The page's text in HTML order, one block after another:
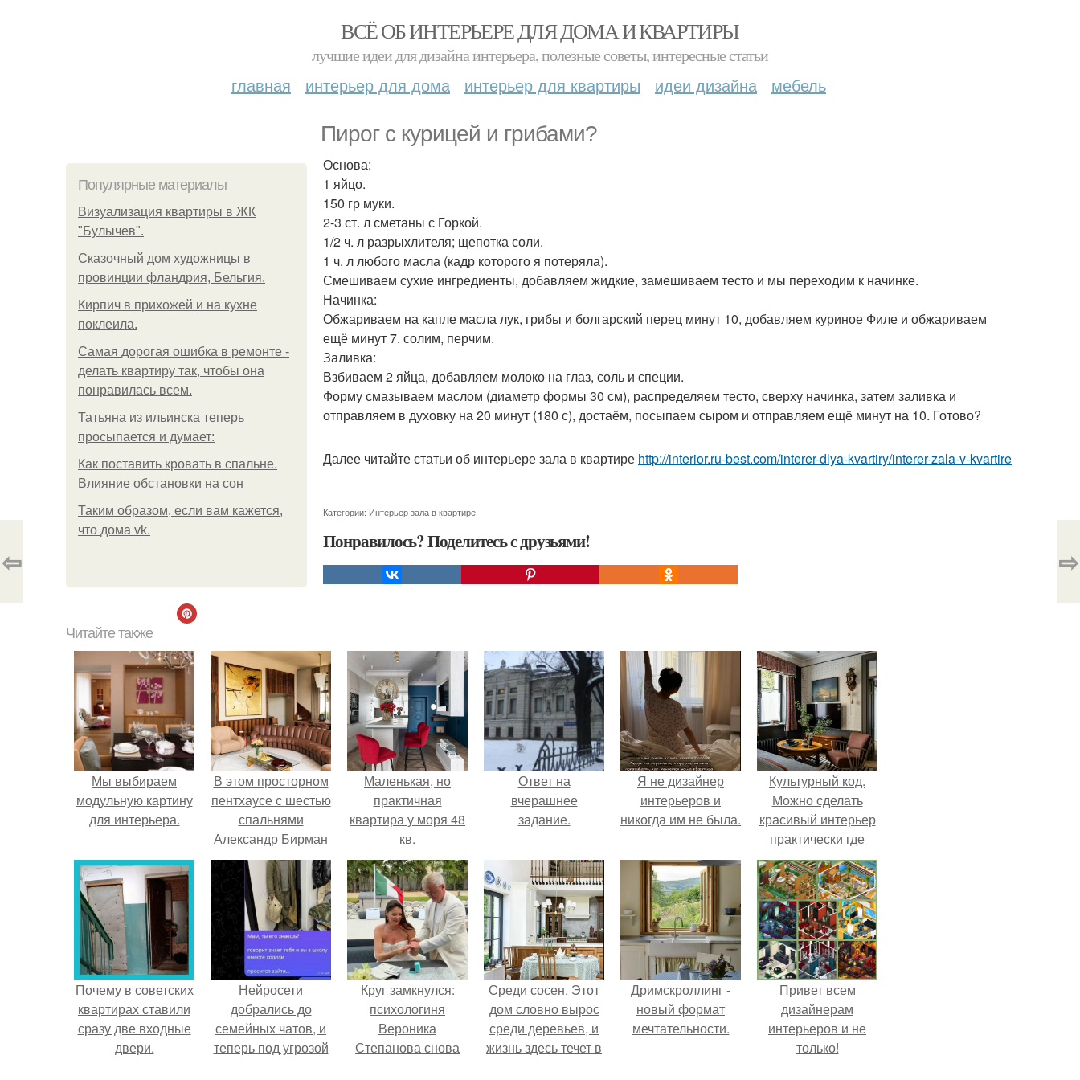
ВСЁ ОБ ИНТЕРЬЕРЕ ДЛЯ ДОМА И КВАРТИРЫ
лучшие идеи для дизайна интерьера, полезные советы, интересные статьи
главная интерьер для дома интерьер для квартиры идеи дизайна мебель
Пирог с курицей и грибами?
Популярные материалы
Визуализация квартиры в ЖК
"Булычев".
Сказочный дом художницы в
провинции фландрия, Бельгия.
Кирпич в прихожей и на кухне
поклеила.
Самая дорогая ошибка в ремонте -
делать квартиру так, чтобы она
понравилась всем.
Татьяна из ильинска теперь
просыпается и думает:
Как поставить кровать в спальне.
Влияние обстановки на сон
Таким образом, если вам кажется,
что дома vk.
Основа:
1 яйцо.
150 гр муки.
2-3 ст. л сметаны с Горкой.
1/2 ч. л разрыхлителя; щепотка соли.
1 ч. л любого масла (кадр которого я потеряла).
Смешиваем сухие ингредиенты, добавляем жидкие, замешиваем тесто и мы переходим к начинке.
Начинка:
Обжариваем на капле масла лук, грибы и болгарский перец минут 10, добавляем куриное Филе и обжариваем
ещё минут 7. солим, перчим.
Заливка:
Взбиваем 2 яйца, добавляем молоко на глаз, соль и специи.
Форму смазываем маслом (диаметр формы 30 см), распределяем тесто, сверху начинка, затем заливка и
отправляем в духовку на 20 минут (180 с), достаём, посыпаем сыром и отправляем ещё минут на 10. Готово?
Далее читайте статьи об интерьере зала в квартире http://interior.ru-best.com/interer-dlya-kvartiry/interer-zala-v-kvartire
Категории: Интерьер зала в квартире
Понравилось? Поделитесь с друзьями!
⇦ ⇨
Читайте также
Мы выбираем
модульную картину
для интерьера.
В этом просторном
пентхаусе с шестью
спальнями
Александр Бирман
живет со своей
семьей.
Маленькая, но
практичная
квартира у моря 48
кв.
Ответ на
вчерашнее
задание.
Я не дизайнер
интерьеров и
никогда им не была.
Культурный код.
Можно сделать
красивый интерьер
практически где
угодно.
Почему в советских
квартирах ставили
сразу две входные
двери.
Нейросети
добрались до
семейных чатов, и
теперь под угрозой
Круг замкнулся:
психологиня
Вероника
Степанова снова
Среди сосен. Этот
дом словно вырос
среди деревьев, и
жизнь здесь течет в
Дримскроллинг -
новый формат
мечтательности.
Привет всем
дизайнерам
интерьеров и не
только!